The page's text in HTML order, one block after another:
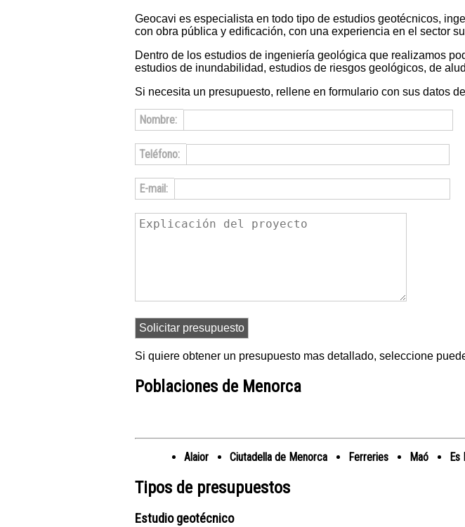
Geocavi es especialista en todo tipo de estudios geotécnicos,
con obra pública y edificación, con una experiencia en el sector
Dentro de los estudios de ingeniería geológica que realizamos
estudios de inundabilidad, estudios de riesgos geológicos, de
Si necesita un presupuesto, rellene en formulario con sus datos
Nombre:
Teléfono:
E-mail:
Si quiere obtener un presupuesto mas detallado, seleccione
Poblaciones de Menorca
Alaior Ciutadella de Menorca Ferreries Maó Es
Tipos de presupuestos
Estudio geotécnico